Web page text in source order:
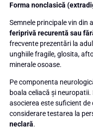
Forma nonclasică
Semnele principale vin din
feriprivă recurentă sau
frecvente prezentări la
unghiile fragile, glosita,
minerale osoase.
Pe componenta
boala celiacă și
asocierea este suficient
considerare testarea la
neclară.